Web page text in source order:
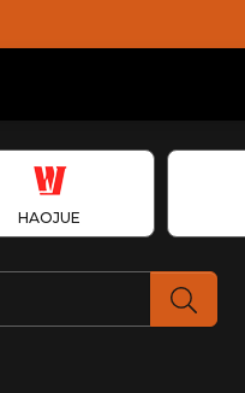
HAOJUE